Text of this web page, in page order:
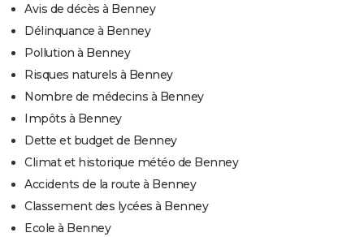
Avis de décès à Benney
Délinquance à Benney
Pollution à Benney
Risques naturels à Benney
Nombre de médecins à Benney
Impôts à Benney
Dette et budget de Benney
Climat et historique météo de Benney
Accidents de la route à Benney
Classement des lycées à Benney
Ecole à Benney